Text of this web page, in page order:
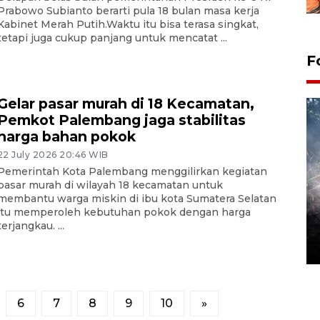
Subianto berarti pula 18 bulan masa kerja
Merah Putih.Waktu itu bisa terasa singkat,
juga cukup panjang untuk mencatat ...
pasar murah di 18 Kecamatan,
Palembang jaga stabilitas
bahan pokok
July 2026 20:46 WIB
Kota Palembang menggilirkan kegiatan
murah di wilayah 18 kecamatan untuk
warga miskin di ibu kota Sumatera Selatan
memperoleh kebutuhan pokok dengan harga
...
6 7 8 9 10 »
Alokasi anggaran untuk bibit